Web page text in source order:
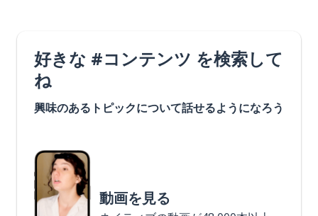
好きな #コンテンツ を検索して
ね
興味のあるトピックについて話せるようになろう
動画を見る